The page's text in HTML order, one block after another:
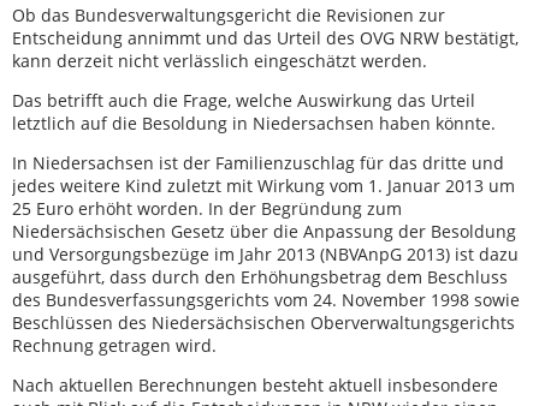
Ob das Bundesverwaltungsgericht die Revisionen zur
Entscheidung annimmt und das Urteil des OVG NRW bestätigt,
kann derzeit nicht verlässlich eingeschätzt werden.
Das betrifft auch die Frage, welche Auswirkung das Urteil
letztlich auf die Besoldung in Niedersachsen haben könnte.
In Niedersachsen ist der Familienzuschlag für das dritte und
jedes weitere Kind zuletzt mit Wirkung vom 1. Januar 2013 um
25 Euro erhöht worden. In der Begründung zum
Niedersächsischen Gesetz über die Anpassung der Besoldung
und Versorgungsbezüge im Jahr 2013 (NBVAnpG 2013) ist dazu
ausgeführt, dass durch den Erhöhungsbetrag dem Beschluss
des Bundesverfassungsgerichts vom 24. November 1998 sowie
Beschlüssen des Niedersächsischen Oberverwaltungsgerichts
Rechnung getragen wird.
Nach aktuellen Berechnungen besteht aktuell insbesondere